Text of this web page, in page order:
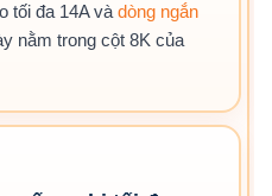
tối đa 14A và dòng ngắn
nằm trong cột 8K của